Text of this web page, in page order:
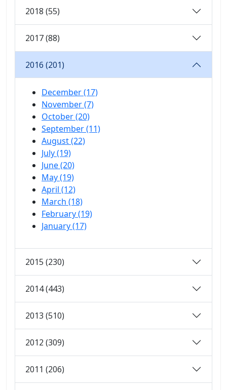
2018 (55)
2017 (88)
2016 (201)
December (17)
November (7)
October (20)
September (11)
August (22)
July (19)
June (20)
May (19)
April (12)
March (18)
February (19)
January (17)
2015 (230)
2014 (443)
2013 (510)
2012 (309)
2011 (206)